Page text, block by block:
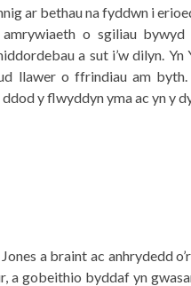
ar bethau na fyddwn i
amrywiaeth o sgiliau
a sut i’w dilyn.
llawer o ffrindiau am
y flwyddyn yma ac yn y
a braint ac anhrydedd
a gobeithio byddaf yn